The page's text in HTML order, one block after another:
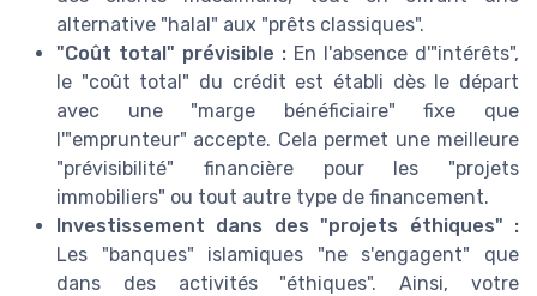
alternative "halal" aux "prêts classiques".
"Coût total" prévisible : En l'absence d'"intérêts",
le "coût total" du crédit est établi dès le départ
avec une "marge bénéficiaire" fixe que
l'"emprunteur" accepte. Cela permet une meilleure
"prévisibilité" financière pour les "projets
immobiliers" ou tout autre type de financement.
Investissement dans des "projets éthiques" :
Les "banques" islamiques "ne s'engagent" que
dans des activités "éthiques". Ainsi, votre